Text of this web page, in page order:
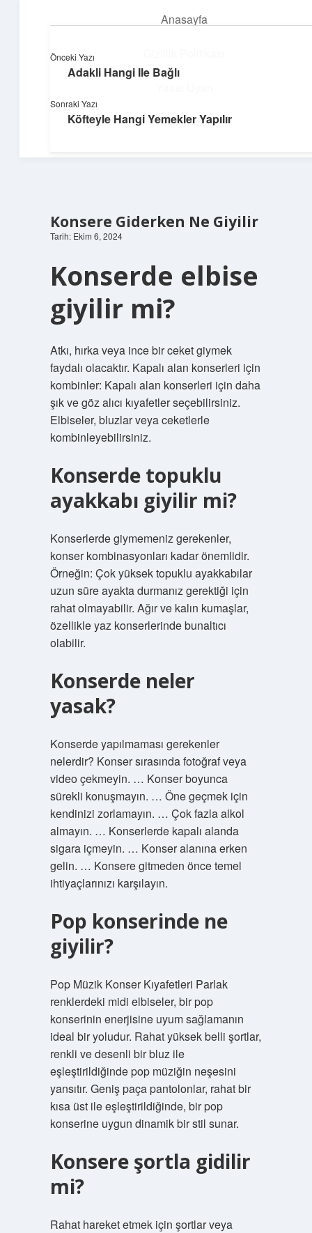
Anasayfa
Hakkımızda
Teknoloji ve Aşk
Dijital dünyada keyifli bir macera!
Konsere Giderken Ne Giyilir
Tarih: Ekim 6, 2024
Konserde elbise
giyilir mi?
Atkı, hırka veya ince bir ceket giymek
faydalı olacaktır. Kapalı alan konserleri için
kombinler: Kapalı alan konserleri için daha
şık ve göz alıcı kıyafetler seçebilirsiniz.
Elbiseler, bluzlar veya ceketlerle
kombinleyebilirsiniz.
Konserde topuklu
ayakkabı giyilir mi?
Konserlerde giymemeniz gerekenler,
konser kombinasyonları kadar önemlidir.
Örneğin: Çok yüksek topuklu ayakkabılar
uzun süre ayakta durmanız gerektiği için
rahat olmayabilir. Ağır ve kalın kumaşlar,
özellikle yaz konserlerinde bunaltıcı
olabilir.
Konserde neler
yasak?
Konserde yapılmaması gerekenler
nelerdir? Konser sırasında fotoğraf veya
video çekmeyin. … Konser boyunca
sürekli konuşmayın. … Öne geçmek için
kendinizi zorlamayın. … Çok fazla alkol
almayın. … Konserlerde kapalı alanda
sigara içmeyin. … Konser alanına erken
gelin. … Konsere gitmeden önce temel
ihtiyaçlarınızı karşılayın.
Pop konserinde ne
giyilir?
Pop Müzik Konser Kıyafetleri Parlak
renklerdeki midi elbiseler, bir pop
konserinin enerjisine uyum sağlamanın
ideal bir yoludur. Rahat yüksek belli şortlar,
renkli ve desenli bir bluz ile
eşleştirildiğinde pop müziğin neşesini
yansıtır. Geniş paça pantolonlar, rahat bir
kısa üst ile eşleştirildiğinde, bir pop
konserine uygun dinamik bir stil sunar.
Konsere şortla gidilir
mi?
Rahat hareket etmek için şortlar veya
Önceki Yazı
Adakli Hangi Ile Bağlı
Sonraki Yazı
Köfteyle Hangi Yemekler Yapılır